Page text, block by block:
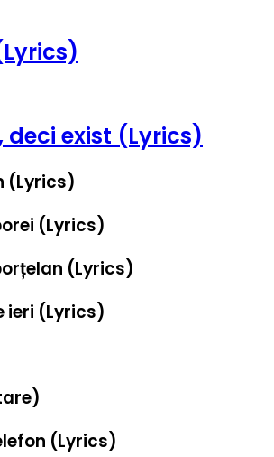
deci exist (Lyrics)
(Lyrics)
(Lyrics)
(Lyrics)
ieri (Lyrics)
(Lyrics)